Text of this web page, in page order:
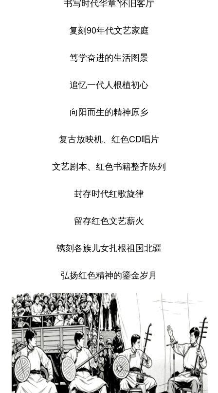
复刻90年代文艺家庭
笃学奋进的生活图景
追忆一代人根植初心
向阳而生的精神原乡
复古放映机、红色CD唱片
文艺剧本、红色书籍整齐陈列
封存时代红歌旋律
留存红色文艺薪火
镌刻各族儿女扎根祖国北疆
弘扬红色精神的鎏金岁月